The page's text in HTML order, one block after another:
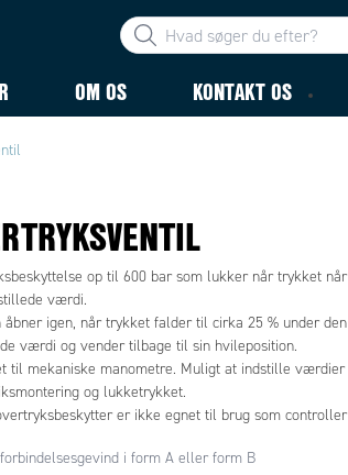
OM OS KONTAKT OS
op til 600 bar som lukker når trykket når
værdi.
åbner igen, når trykket falder til cirka 25 % under den
værdi og vender tilbage til sin hvileposition.
til mekaniske manometre. Muligt at indstille værdier
og lukketrykket.
er ikke egnet til brug som controller
i form A eller form B